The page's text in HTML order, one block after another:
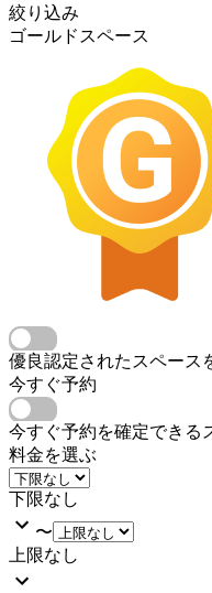
絞り込み
ゴールドスペース
優良認定されたスペース
今すぐ予約
今すぐ予約を確定できる
料金を選ぶ
下限なし
〜
上限なし